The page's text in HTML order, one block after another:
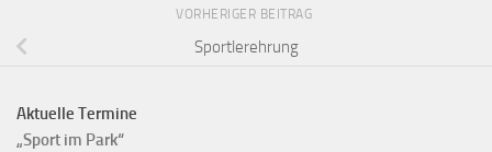
VORHERIGER BEITRAG
Sportlerehrung
Aktuelle Termine
„Sport im Park“